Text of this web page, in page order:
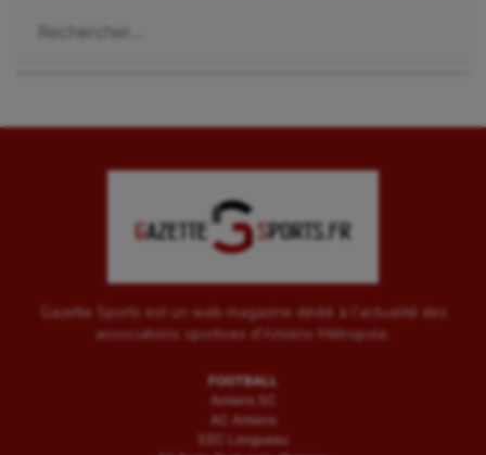
Gazette Sports est un web magazine dédié à l'actualité des
associations sportives d'Amiens Métropole.
FOOTBALL
Amiens SC
AC Amiens
ESC Longueau